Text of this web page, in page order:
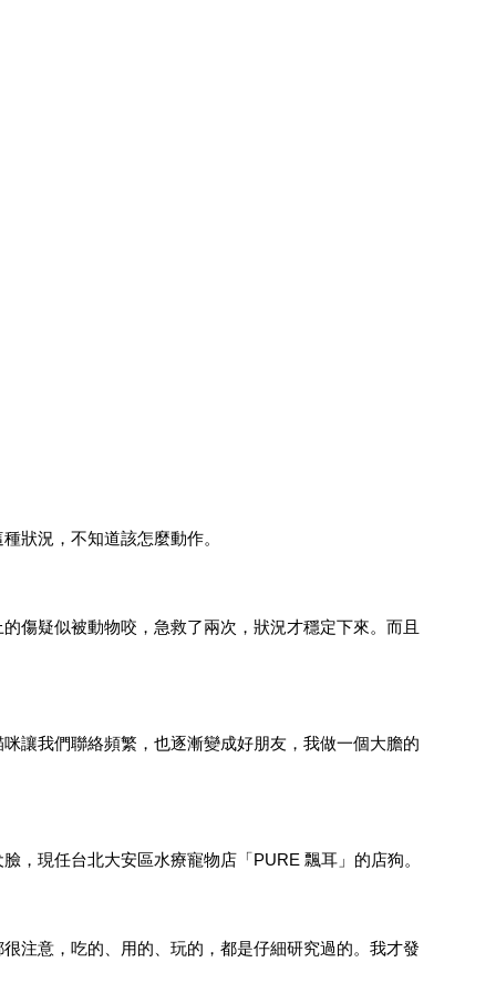
狀況，不知道該怎麼動作。
傷疑似被動物咬，急救了兩次，狀況才穩定下來。而且
讓我們聯絡頻繁，也逐漸變成好朋友，我做一個大膽的
，現任台北大安區水療寵物店「PURE 飄耳」的店狗。
注意，吃的、用的、玩的，都是仔細研究過的。我才發